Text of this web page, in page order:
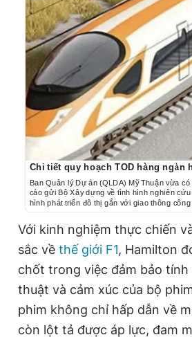
Ban Quản lý Dự án (QLDA) Mỹ Thuận vừa có
cáo gửi Bộ Xây dựng về tình hình nghiên cứu
hình phát triển đô thị gắn với giao thông công
(TOD) thuộc Báo cáo nghiên cứu tiền khả thi
đường sắt TP.HCM - Cần Thơ.
Với kinh nghiệm thực chiến
sắc về thế giới F1, Hamilton
chốt trong việc đảm bảo
thuật và cảm xúc của bộ
phim không chỉ hấp dẫn về
còn lột tả được áp lực, đam